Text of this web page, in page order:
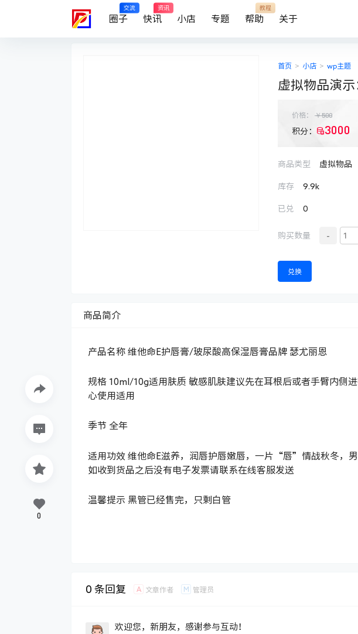
圈子
交流
快讯
资讯
小店 专题 帮助
教程
关于
首页 > 小店 > wp主题
虚拟物品演
价格： ￥500
积分： 3000
商品类型 虚拟物品
库存 9.9k
已兑 0
购买数量 -
兑换
商品简介
产品名称 维他命E护唇膏/玻尿酸高保湿唇膏品牌 瑟尤丽恩
规格 10ml/10g适用肤质 敏感肌肤建议先在耳根后或者手臂内侧
心使用适用
季节 全年
适用功效 维他命E滋养，润唇护唇嫩唇，一片“唇”情战秋冬，男
如收到货品之后没有电子发票请联系在线客服发送
温馨提示 黑管已经售完，只剩白管
0
0 条回复 A 文章作者 M 管理员
欢迎您，新朋友，感谢参与互动！